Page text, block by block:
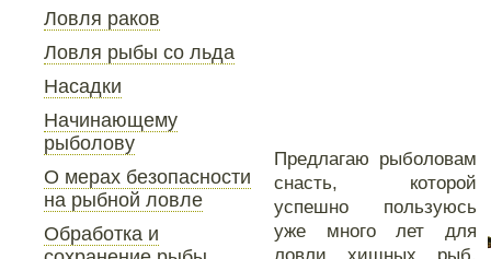
Ловля раков
Ловля рыбы со льда
Насадки
Начинающему
рыболову
О мерах безопасности
на рыбной ловле
Обработка и
Предлагаю рыболовам
снасть, которой
успешно пользуюсь
уже много лет для